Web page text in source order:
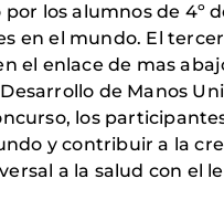
los alumnos de 4º
en el mundo. El
el enlace de mas
de Manos
los
y contribuir a la
a la salud con el